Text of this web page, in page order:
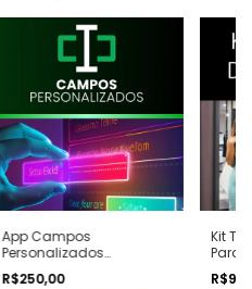
App Campos
Personalizados
(Anuidade)
R$250,00
Kit
Para